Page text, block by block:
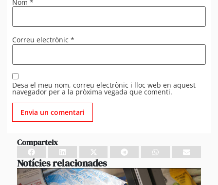
Nom *
Correu electrònic *
Desa el meu nom, correu electrònic i lloc web en aquest
navegador per a la pròxima vegada que comenti.
Comparteix
Notícies relacionades